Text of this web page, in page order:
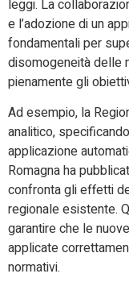
leggi. La
e l’adozione di un
fondamentali per
disomogeneità delle
pienamente gli
Ad esempio, la
analitico,
applicazione
Romagna ha
confronta gli effetti
regionale esistente.
garantire che le
applicate
normativi.